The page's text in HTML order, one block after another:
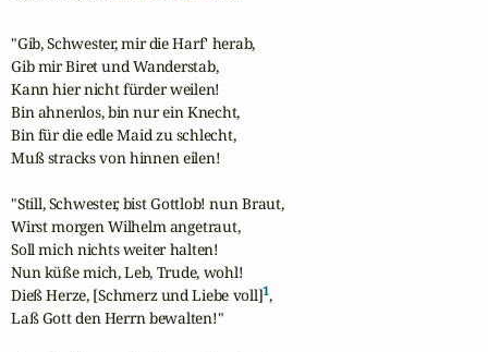
"Gib, Schwester, mir die Harf' herab,
Gib mir Biret und Wanderstab,
Kann hier nicht fürder weilen!
Bin ahnenlos, bin nur ein Knecht,
Bin für die edle Maid zu schlecht,
Muß stracks von hinnen eilen!
"Still, Schwester, bist Gottlob! nun Braut,
Wirst morgen Wilhelm angetraut,
Soll mich nichts weiter halten!
Nun küße mich, Leb, Trude, wohl!
Dieß Herze, [Schmerz und Liebe voll]1,
Laß Gott den Herrn bewalten!"